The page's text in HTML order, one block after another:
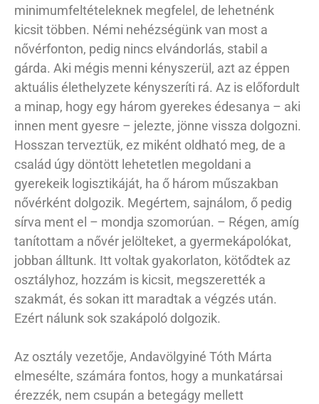
minimumfeltételeknek megfelel, de lehetnénk
kicsit többen. Némi nehézségünk van most a
nővérfonton, pedig nincs elvándorlás, stabil a
gárda. Aki mégis menni kényszerül, azt az éppen
aktuális élethelyzete kényszeríti rá. Az is előfordult
a minap, hogy egy három gyerekes édesanya – aki
innen ment gyesre – jelezte, jönne vissza dolgozni.
Hosszan terveztük, ez miként oldható meg, de a
család úgy döntött lehetetlen megoldani a
gyerekeik logisztikáját, ha ő három műszakban
nővérként dolgozik. Megértem, sajnálom, ő pedig
sírva ment el – mondja szomorúan. – Régen, amíg
tanítottam a nővér jelölteket, a gyermekápolókat,
jobban álltunk. Itt voltak gyakorlaton, kötődtek az
osztályhoz, hozzám is kicsit, megszerették a
szakmát, és sokan itt maradtak a végzés után.
Ezért nálunk sok szakápoló dolgozik.
Az osztály vezetője, Andavölgyiné Tóth Márta
elmesélte, számára fontos, hogy a munkatársai
érezzék, nem csupán a betegágy mellett